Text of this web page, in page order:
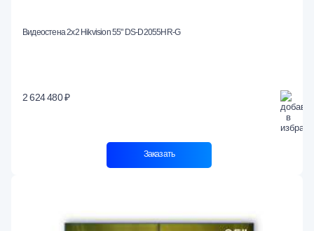
Видеостена 2x2 Hikvision 55" DS-D2055HR-G
2 624 480 ₽
Заказать